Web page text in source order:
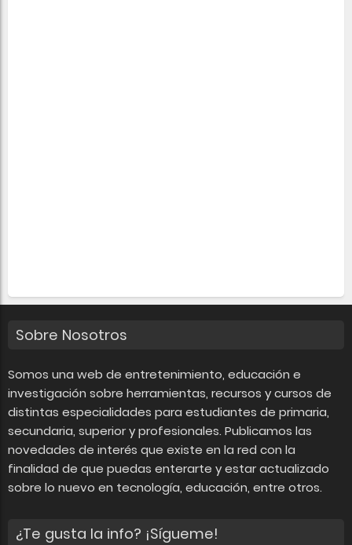
Sobre Nosotros
Somos una web de entretenimiento, educación e
investigación sobre herramientas, recursos y cursos de
distintas especialidades para estudiantes de primaria,
secundaria, superior y profesionales. Publicamos las
novedades de interés que existe en la red con la
finalidad de que puedas enterarte y estar actualizado
sobre lo nuevo en tecnología, educación, entre otros.
¿Te gusta la info? ¡Sígueme!